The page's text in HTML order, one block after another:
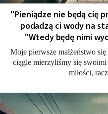
"Pieniądze nie będą cię
podadzą ci wody na
"Wtedy będę nimi
Moje pierwsze małżeństwo
ciągle mierzyliśmy się swoimi
miłości,